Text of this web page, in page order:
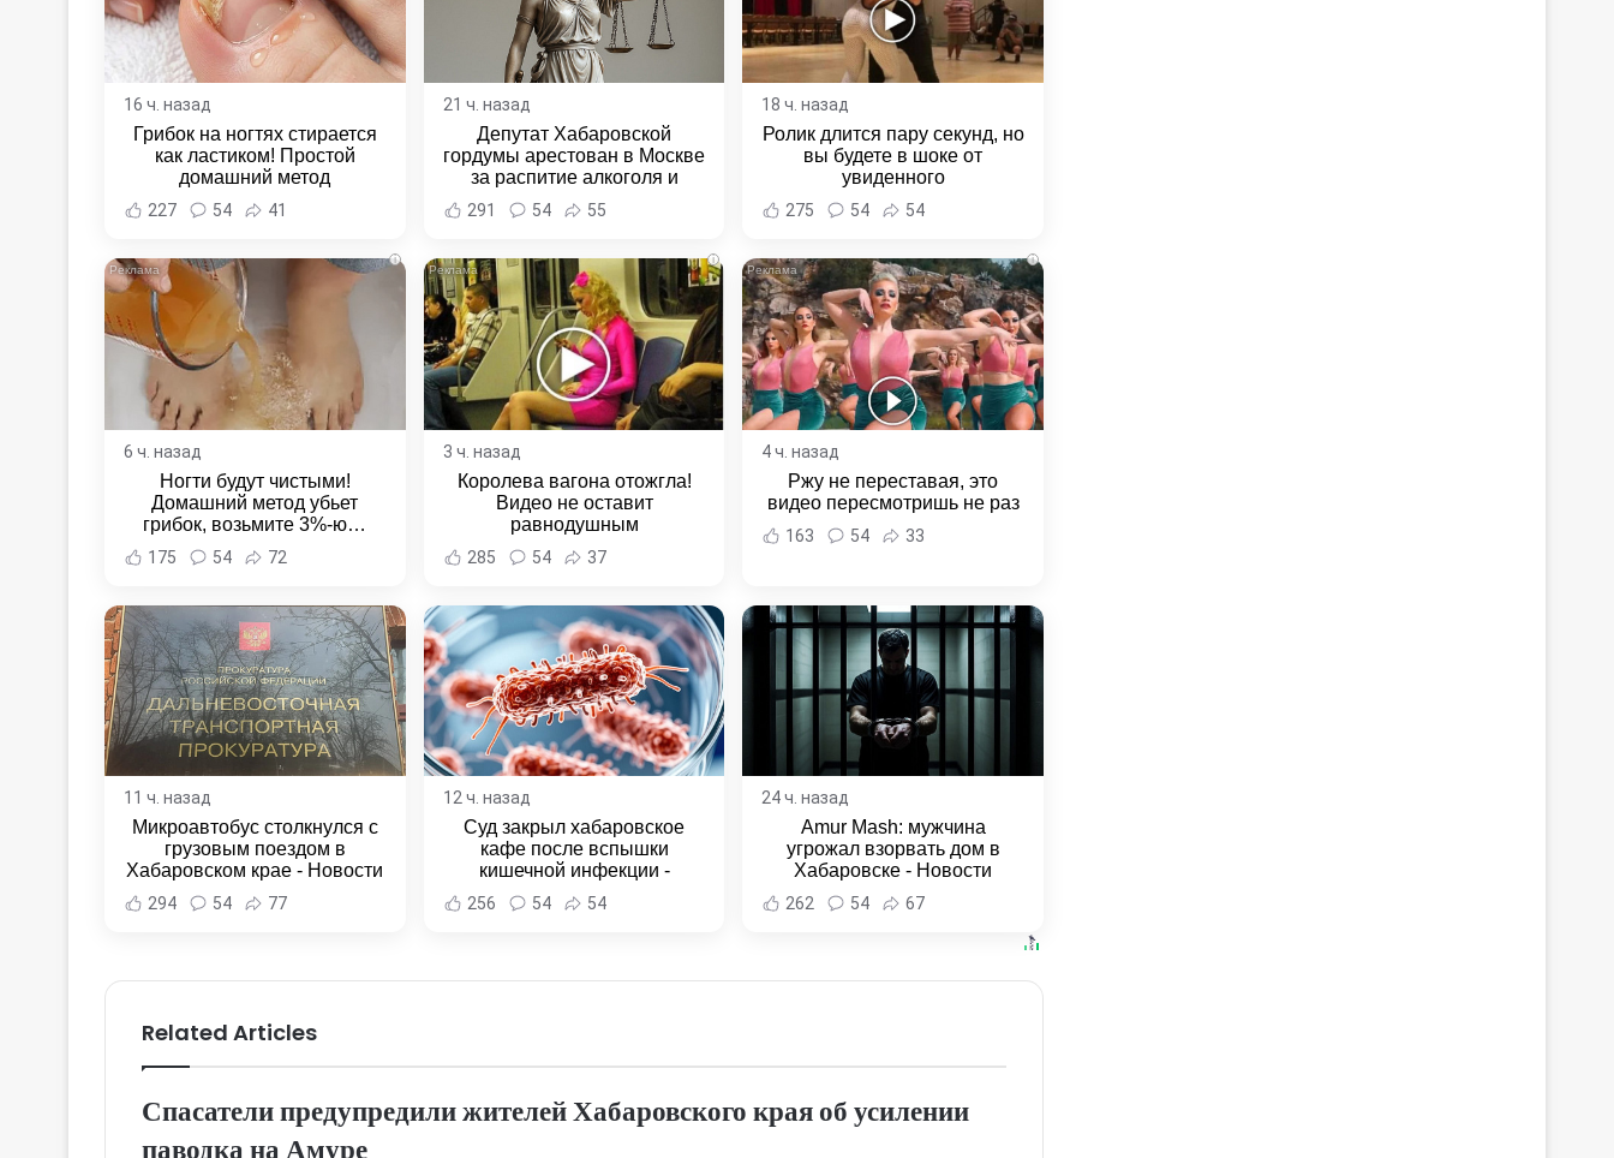
16 ч. назад
Грибок на ногтях стирается
как ластиком! Простой
домашний метод
227 54 41
21 ч. назад
Депутат Хабаровской
гордумы арестован в Москве
за распитие алкоголя и
неповиновение полиции -
Новости Хабаровска и
291 54 55
18 ч. назад
Ролик длится пару секунд, но
вы будете в шоке от
увиденного
275 54 54
i
6 ч. назад
Ногти будут чистыми!
Домашний метод убьет
грибок, возьмите 3%-ю…
175 54 72
i
3 ч. назад
Королева вагона отожгла!
Видео не оставит
равнодушным
285 54 37
i
4 ч. назад
Ржу не переставая, это
видео пересмотришь не раз
163 54 33
11 ч. назад
Микроавтобус столкнулся с
грузовым поездом в
Хабаровском крае - Новости
Хабаровска и Хабаровского
края
294 54 77
12 ч. назад
Суд закрыл хабаровское
кафе после вспышки
кишечной инфекции -
Новости Хабаровска и
Хабаровского края
256 54 54
24 ч. назад
Amur Mash: мужчина
угрожал взорвать дом в
Хабаровске - Новости
Хабаровска и Хабаровского
края
262 54 67
Related Articles
Спасатели предупредили жителей Хабаровского края об усилении
паводка на Амуре